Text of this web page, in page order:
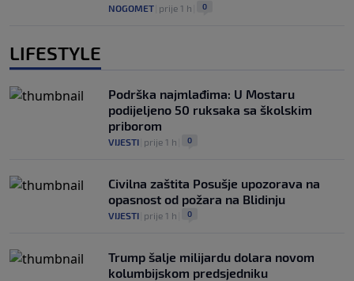
NOGOMET prije 1 h 0
LIFESTYLE
Podrška najmlađima: U Mostaru
podijeljeno 50 ruksaka sa školskim
priborom
VIJESTI prije 1 h 0
Civilna zaštita Posušje upozorava na
opasnost od požara na Blidinju
VIJESTI prije 1 h 0
Trump šalje milijardu dolara novom
kolumbijskom predsjedniku